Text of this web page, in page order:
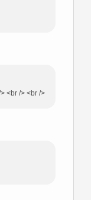
<br /> <br />